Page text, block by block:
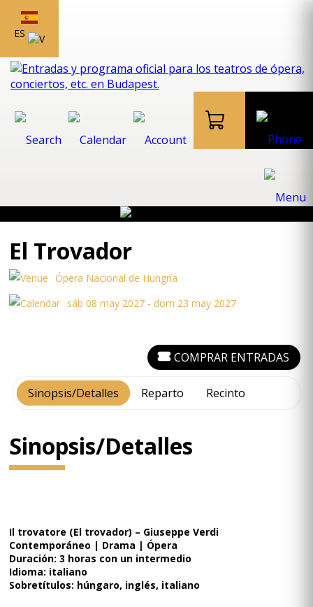
ES
El Trovador
Ópera Nacional de Hungría
sáb 08 may 2027 - dom 23 may 2027
Sinopsis/Detalles Reparto Recinto
COMPRAR ENTRADAS
Sinopsis/Detalles
Il trovatore (El trovador) – Giuseppe Verdi
Contemporáneo | Drama | Ópera
Duración: 3 horas con un intermedio
Idioma: italiano
Sobretítulos: húngaro, inglés, italiano